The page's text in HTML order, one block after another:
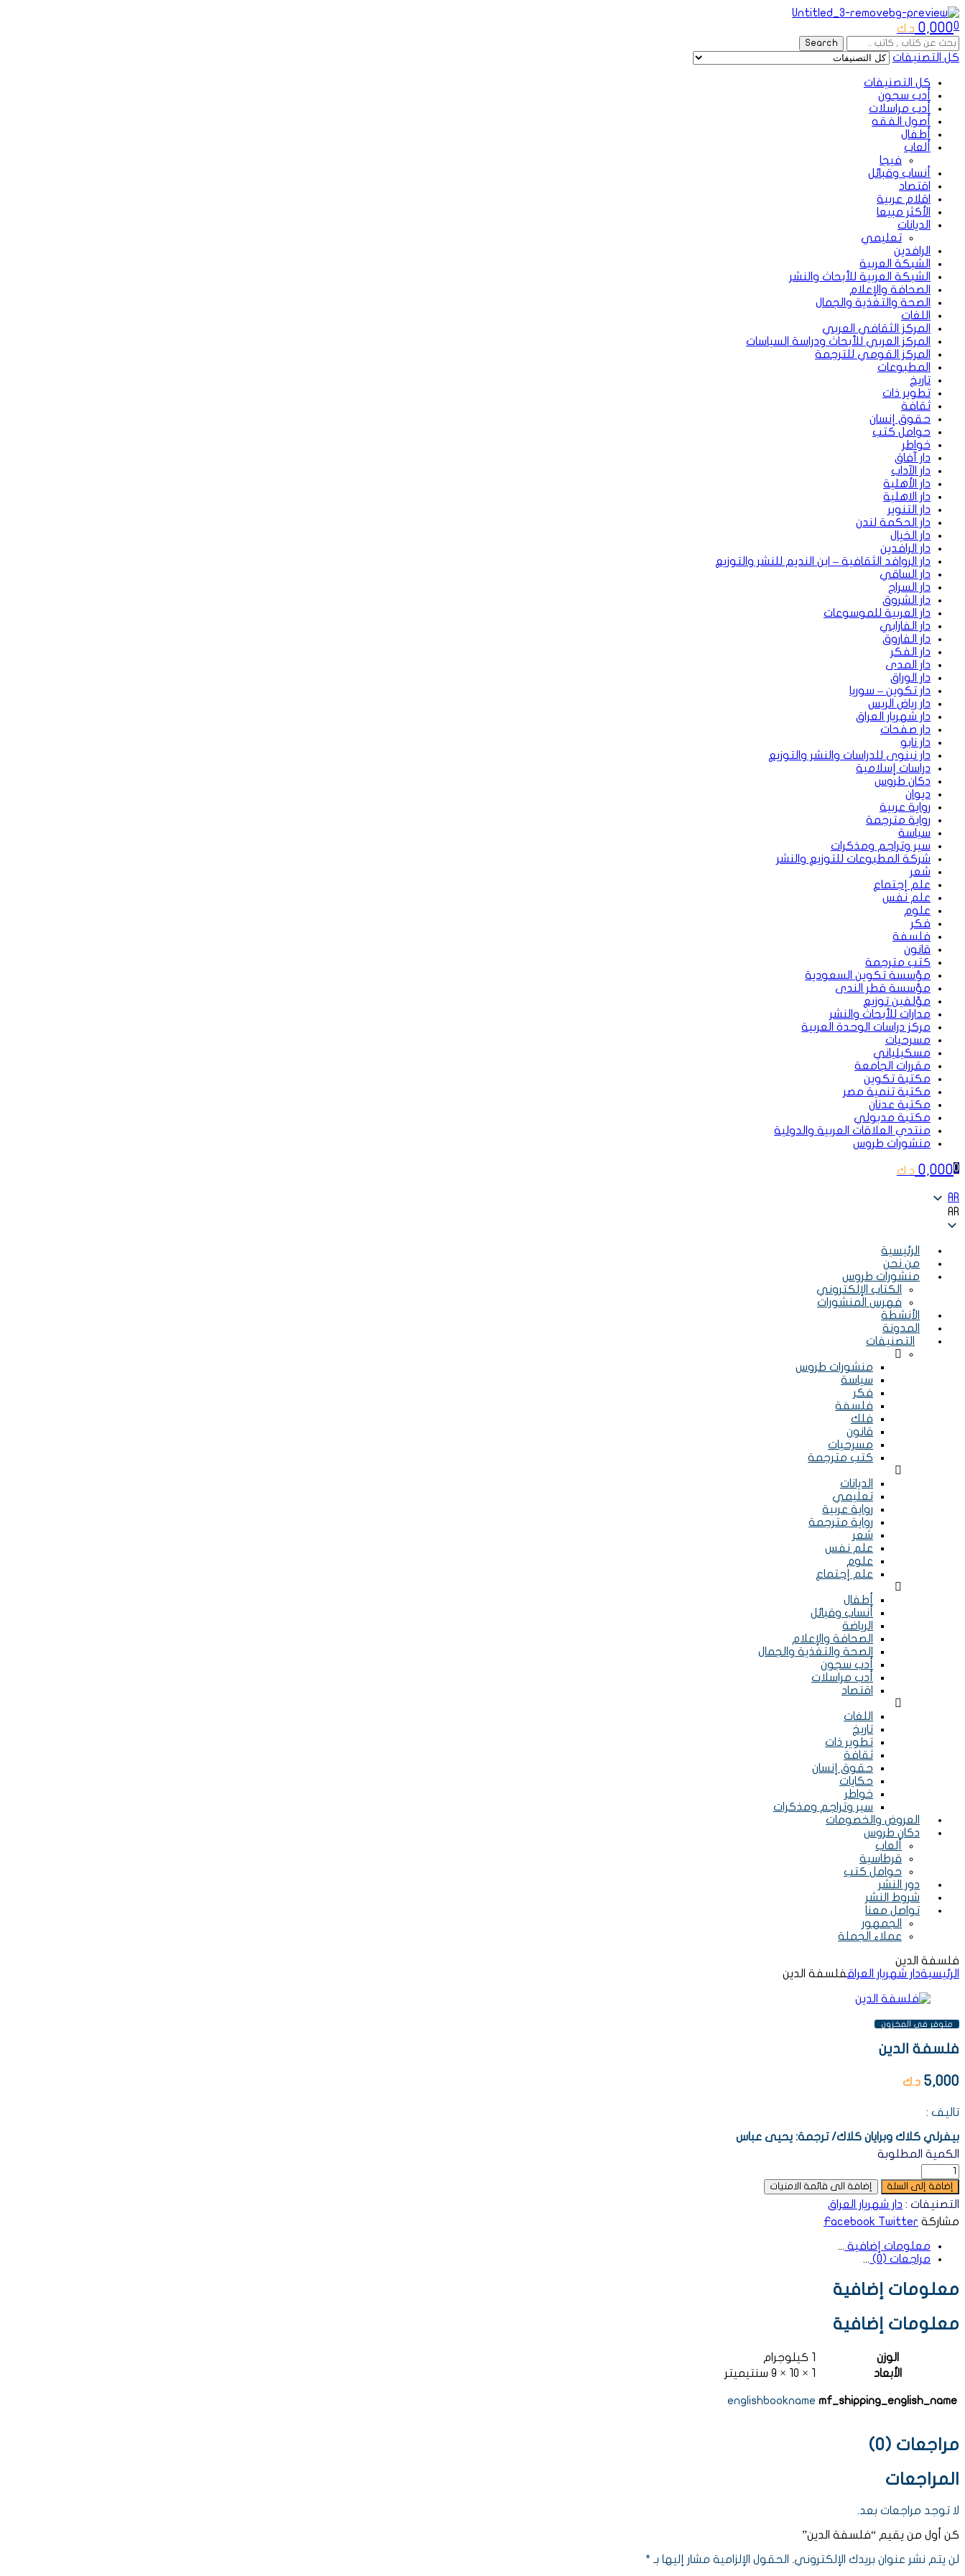
Menu
0
0,000 د.ك
Search
for:
Search
كل التصنيفات
كل التصنيفات
أدب سجون
أدب مراسلات
أصول الفقه
أطفال
ألعاب
فيجا
أنساب وقبائل
اقتصاد
اقلام عربية
الأكثر مبيعا
الديانات
تعليمي
الرافدين
الشبكة العربية
الشبكة العربية للأبحاث والنشر
الصحافة والإعلام
الصحة والتغذية والجمال
اللغات
المركز الثقافي العربي
المركز العربي للأبحاث ودراسة السياسات
المركز القومي للترجمة
المطبوعات
تاريخ
تطوير ذات
ثقافة
حقوق إنسان
حوامل كتب
خواطر
دار آفاق
دار الآداب
دار الأهلية
دار الاهلية
دار التنوير
دار الحكمة لندن
دار الخيال
دار الرافدين
دار الروافد الثقافية – ابن النديم للنشر والتوزيع
دار الساقي
دار السراج
دار الشروق
دار العربية للموسوعات
دار الفارابي
دار الفاروق
دار الفكر
دار المدى
دار الوراق
دار تكوين – سوريا
دار رياض الريس
دار شهريار العراق
دار صفحات
دار نابو
دار نينوى للدراسات والنشر والتوزيع
دراسات إسلامية
دكان طروس
ديوان
رواية عربية
رواية مترجمة
سياسة
سير وتراجم ومذكرات
شركة المطبوعات للتوزيع والنشر
شعر
علم إجتماع
علم نفس
علوم
فكر
فلسفة
قانون
كتب مترجمة
مؤسسة تكوين السعودية
مؤسسة قطر الندى
مؤلفين توزيع
مدارات للأبحاث والنشر
مركز دراسات الوحدة العربية
مسرحيات
مسكيلياني
مقررات الجامعة
مكتبة تكوين
مكتبة تنمية مصر
مكتبة عدنان
مكتبة مدبولي
منتدي العلاقات العربية والدولية
منشورات طروس
0
0,000 د.ك
AR
AR
الرئيسية
من نحن
منشورات طروس
الكتاب الإلكتروني
فهرس المنشورات
الأنشطة
المدونة
التصنيفات
Menu
منشورات طروس
سياسة
فكر
فلسفة
فلك
قانون
مسرحيات
كتب مترجمة
Menu
الديانات
تعليمي
رواية عربية
رواية مترجمة
شعر
علم نفس
علوم
علم إجتماع
Menu
أطفال
أنساب وقبائل
الرياضة
الصحافة والإعلام
الصحة والتغذية والجمال
أدب سجون
أدب مراسلات
اقتصاد
Menu
اللغات
تاريخ
تطوير ذات
ثقافة
حقوق إنسان
حكايات
خواطر
سير وتراجم ومذكرات
العروض والخصومات
دكان طروس
ألعاب
قرطاسية
حوامل كتب
دور النشر
شروط النشر
تواصل معنا
الجمهور
عملاء الجملة
فلسفة الدين
الرئيسيةدار شهريار العراقفلسفة الدين
AVAILABILITY:
متوفر فى المخزون
فلسفة الدين
5,000 د.ك
تاليف :
بيفرلي كلاك وبرايان كلاك/ترجمة: يحيى عباس
الكمية المطلوبة
إضافة إلى السلة إضافة الى قائمة الامنيات
التصنيفات : دار شهريار العراق
مشاركة
Facebook Twitter
معلومات إضافية
مراجعات (0)
معلومات إضافية
معلومات إضافية
الوزن
1 كيلوجرام
الأبعاد
1 × 10 × 9 سنتيميتر
mf_shipping_english_name
englishbookname
مراجعات (0)
المراجعات
لا توجد مراجعات بعد.
كن أول من يقيم “فلسفة الدين”
لن يتم نشر عنوان بريدك الإلكتروني. الحقول الإلزامية مشار إليها بـ *